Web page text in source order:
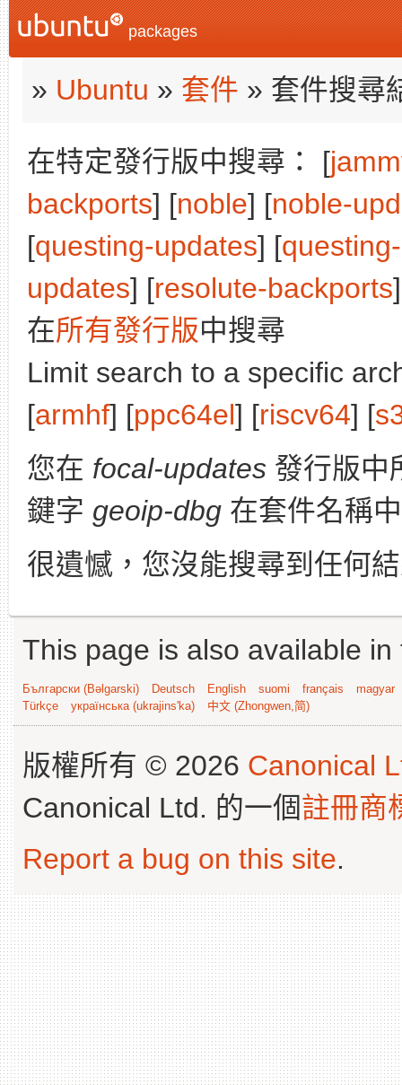
packages
» Ubuntu » 套件 » 套件搜尋
在特定發行版中搜尋： [
backports] [noble] [noble-
[questing-updates] [
updates] [resolute-backports
在所有發行版中搜尋
Limit search to a specific
[armhf] [ppc64el] [riscv64] [
您在 focal-updates 發行版中
鍵字 geoip-dbg 在套件名稱
很遺憾，您沒能搜尋到任何
This page is also available
Български (Bəlgarski) Deutsch English suomi français
magyar
Türkçe
українська (ukrajins'ka) 中文 (Zhongwen,简)
版權所有 © 2026 Canonical
Canonical Ltd. 的一個註冊商
Report a bug on this site.